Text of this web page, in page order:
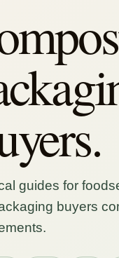
guides for
buyers